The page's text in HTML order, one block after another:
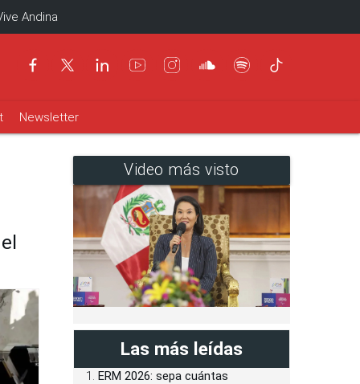
Andina
Newsletter
Video más visto
Las más leídas
ERM 2026: sepa cuántas